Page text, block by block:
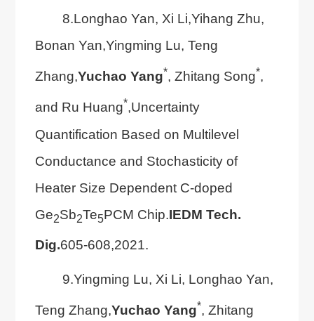
8.Longhao Yan, Xi Li,Yihang Zhu,
Bonan Yan,Yingming Lu, Teng
Zhang,Yuchao Yang*, Zhitang Song*,
and Ru Huang*,Uncertainty
Quantification Based on Multilevel
Conductance and Stochasticity of
Heater Size Dependent C-doped
Ge2Sb2Te5PCM Chip.IEDM Tech.
Dig.605-608,2021.
9.Yingming Lu, Xi Li, Longhao Yan,
Teng Zhang,Yuchao Yang*, Zhitang